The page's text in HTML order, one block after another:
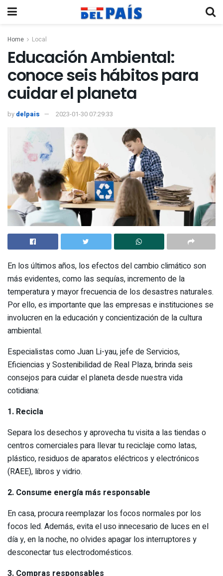
Home Local
Educación Ambiental:
conoce seis hábitos para
cuidar el planeta
by delpais 2023-01-30 07:29:33
En los últimos años, los efectos del cambio climático son
más evidentes, como las sequías, incremento de la
temperatura y mayor frecuencia de los desastres naturales.
Por ello, es importante que las empresas e instituciones se
involucren en la educación y concientización de la cultura
ambiental.
Especialistas como Juan Li-yau, jefe de Servicios,
Eficiencias y Sostenibilidad de Real Plaza, brinda seis
consejos para cuidar el planeta desde nuestra vida
cotidiana:
1. Recicla
Separa los desechos y aprovecha tu visita a las tiendas o
centros comerciales para llevar tu reciclaje como latas,
plástico, residuos de aparatos eléctricos y electrónicos
(RAEE), libros y vidrio.
2. Consume energía más responsable
En casa, procura reemplazar los focos normales por los
focos led. Además, evita el uso innecesario de luces en el
día y, en la noche, no olvides apagar los interruptores y
desconectar tus electrodomésticos.
3. Compras responsables